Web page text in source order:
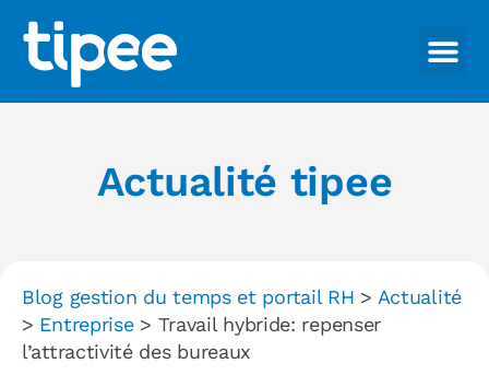
Actualité tipee
Blog gestion du temps et portail RH > Actualité
> Entreprise> Travail hybride: repenser
l’attractivité des bureaux